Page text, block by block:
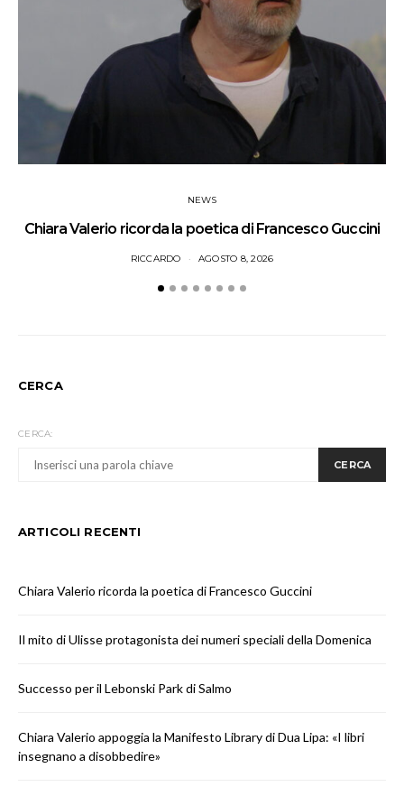
NEWS
Chiara Valerio ricorda la poetica di Francesco Guccini
RICCARDO AGOSTO 8, 2026
CERCA
CERCA:
CERCA
ARTICOLI RECENTI
Chiara Valerio ricorda la poetica di Francesco Guccini
Il mito di Ulisse protagonista dei numeri speciali della Domenica
Successo per il Lebonski Park di Salmo
Chiara Valerio appoggia la Manifesto Library di Dua Lipa: «I libri
insegnano a disobbedire»